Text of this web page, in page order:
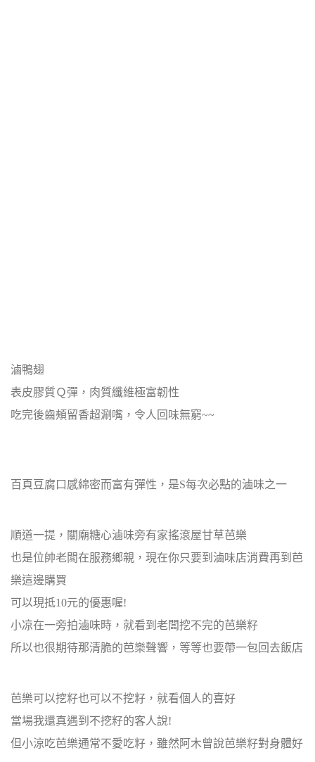
滷鴨翅
表皮膠質Ｑ彈，肉質纖維極富韌性
吃完後齒頰留香超涮嘴，令人回味無窮~~
百頁豆腐 口感綿密而富有彈性，是S每次必點的滷味之一
順道一提，關廟糖心滷味旁有家搖滾屋甘草芭樂
也是位帥老闆在服務鄉親，現在你只要到滷味店消費再到芭
樂這邊購買
可以現抵10元的優惠喔!
小凉在一旁拍滷味時，就看到老闆挖不完的芭樂籽
所以也很期待那清脆的芭樂聲響，等等也要帶一包回去飯店
芭樂可以挖籽也可以不挖籽，就看個人的喜好
當場我還真遇到不挖籽的客人說!
但小涼吃芭樂通常不愛吃籽，雖然阿木曾說芭樂籽對身體好